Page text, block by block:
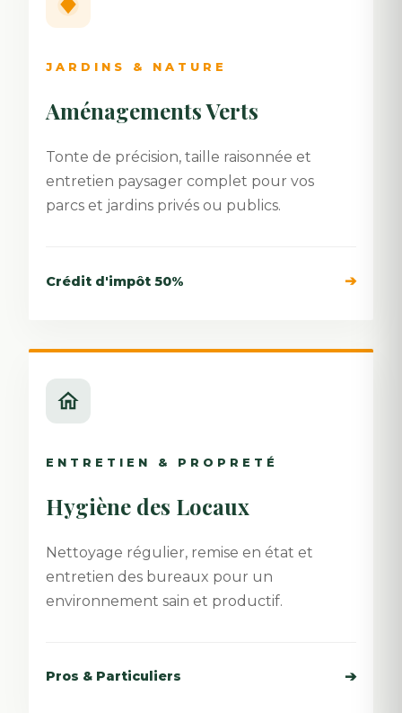
JARDINS & NATURE
Aménagements Verts
Tonte de précision, taille raisonnée et
entretien paysager complet pour vos
parcs et jardins privés ou publics.
Crédit d'impôt 50% ➔
ENTRETIEN & PROPRETÉ
Hygiène des Locaux
Nettoyage régulier, remise en état et
entretien des bureaux pour un
environnement sain et productif.
Pros & Particuliers ➔